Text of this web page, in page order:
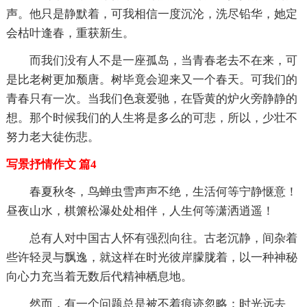
声。他只是静默着，可我相信一度沉沦，洗尽铅华，她定
会枯叶逢春，重获新生。
而我们没有人不是一座孤岛，当青春老去不在来，可
是比老树更加颓唐。树毕竟会迎来又一个春天。可我们的
青春只有一次。当我们色衰爱驰，在昏黄的炉火旁静静的
想。那个时候我们的人生将是多么的可悲，所以，少壮不
努力老大徒伤悲。
写景抒情作文 篇4
春夏秋冬，鸟蝉虫雪声声不绝，生活何等宁静惬意！
昼夜山水，棋箫松瀑处处相伴，人生何等潇洒逍遥！
总有人对中国古人怀有强烈向往。古老沉静，间杂着
些许轻灵与飘逸，就这样在时光彼岸朦胧着，以一种神秘
向心力充当着无数后代精神栖息地。
然而，有一个问题总是被不着痕迹忽略：时光远去